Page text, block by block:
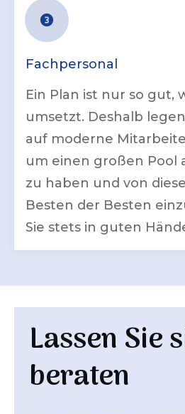
Fachpersonal
Ein Plan ist nur so gut,
umsetzt. Deshalb
auf moderne
um einen großen Pool
zu haben und von
Besten der Besten
Sie stets in guten
Lassen Sie
beraten